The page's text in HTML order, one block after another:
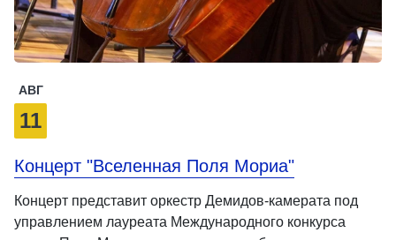
АВГ
11
Концерт "Вселенная Поля Мориа"
Концерт представит оркестр Демидов-камерата под
управлением лауреата Международного конкурса